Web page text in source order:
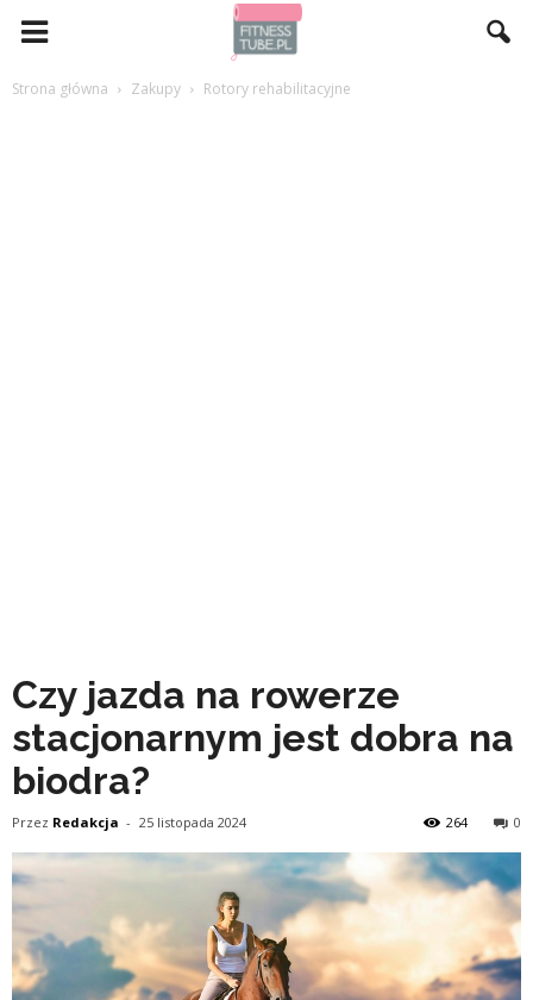
Strona główna Zakupy Rotory rehabilitacyjne
Czy jazda na rowerze
stacjonarnym jest dobra na
biodra?
Przez Redakcja - 25 listopada 2024 0
264